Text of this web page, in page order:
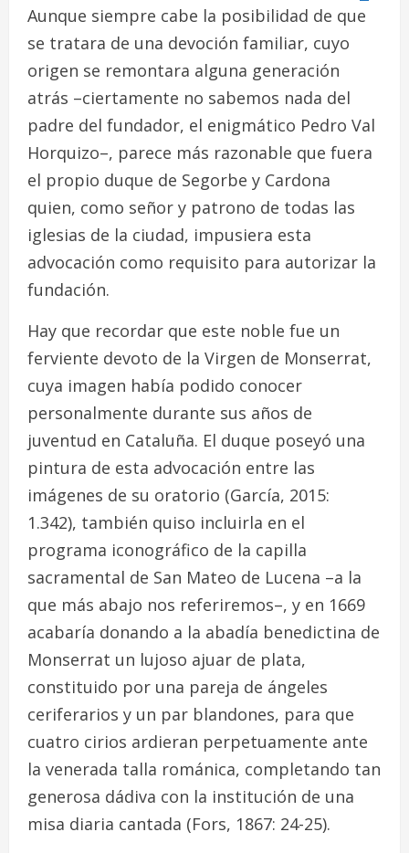
Aunque siempre cabe la posibilidad de que
se tratara de una devoción familiar, cuyo
origen se remontara alguna generación
atrás –ciertamente no sabemos nada del
padre del fundador, el enigmático Pedro Val
Horquizo–, parece más razonable que fuera
el propio duque de Segorbe y Cardona
quien, como señor y patrono de todas las
iglesias de la ciudad, impusiera esta
advocación como requisito para autorizar la
fundación.
Hay que recordar que este noble fue un
ferviente devoto de la Virgen de Monserrat,
cuya imagen había podido conocer
personalmente durante sus años de
juventud en Cataluña. El duque poseyó una
pintura de esta advocación entre las
imágenes de su oratorio (García, 2015:
1.342), también quiso incluirla en el
programa iconográfico de la capilla
sacramental de San Mateo de Lucena –a la
que más abajo nos referiremos–, y en 1669
acabaría donando a la abadía benedictina de
Monserrat un lujoso ajuar de plata,
constituido por una pareja de ángeles
ceriferarios y un par blandones, para que
cuatro cirios ardieran perpetuamente ante
la venerada talla románica, completando tan
generosa dádiva con la institución de una
misa diaria cantada (Fors, 1867: 24-25).